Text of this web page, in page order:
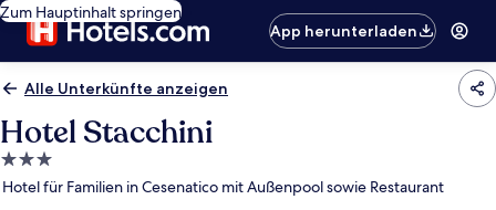
Zum Hauptinhalt springen
App herunterladen
Alle Unterkünfte anzeigen
Hotel Stacchini
3.0-
Sterne-
Hotel für Familien in Cesenatico mit Außenpool sowie Restaurant